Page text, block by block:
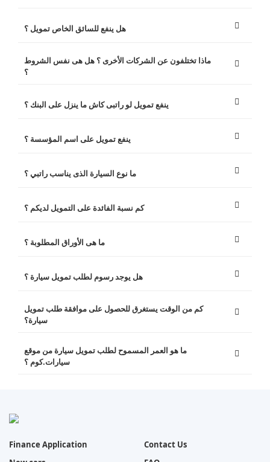
هل ينفع للسائق الخاص تمويل ؟
ماذا تختلفون عن الشركات الأخرى ؟ هل هى نفس الشروط
؟
ينفع تمويل لو راتبى كاش ما ينزل على البنك ؟
ينفع تمويل على اسم المؤسسة ؟
ما نوع السيارة الذى يناسب راتبي ؟
كم نسبة الفائدة على التمويل لديكم ؟
ما هى الأوراق المطلوبة ؟
هل يوجد رسوم لطلب تمويل سيارة ؟
كم من الوقت يستغرق للحصول على موافقة طلب تمويل
سيارة؟
ما هو العمر المسموح لطلب تمويل سيارة من موقع
سيارات.كوم ؟
Finance Application
Contact Us